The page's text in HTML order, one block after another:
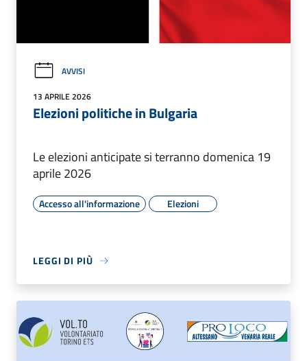
AVVISI
13 APRILE 2026
Elezioni politiche in Bulgaria
Le elezioni anticipate si terranno domenica 19
aprile 2026
Accesso all'informazione Elezioni
LEGGI DI PIÙ